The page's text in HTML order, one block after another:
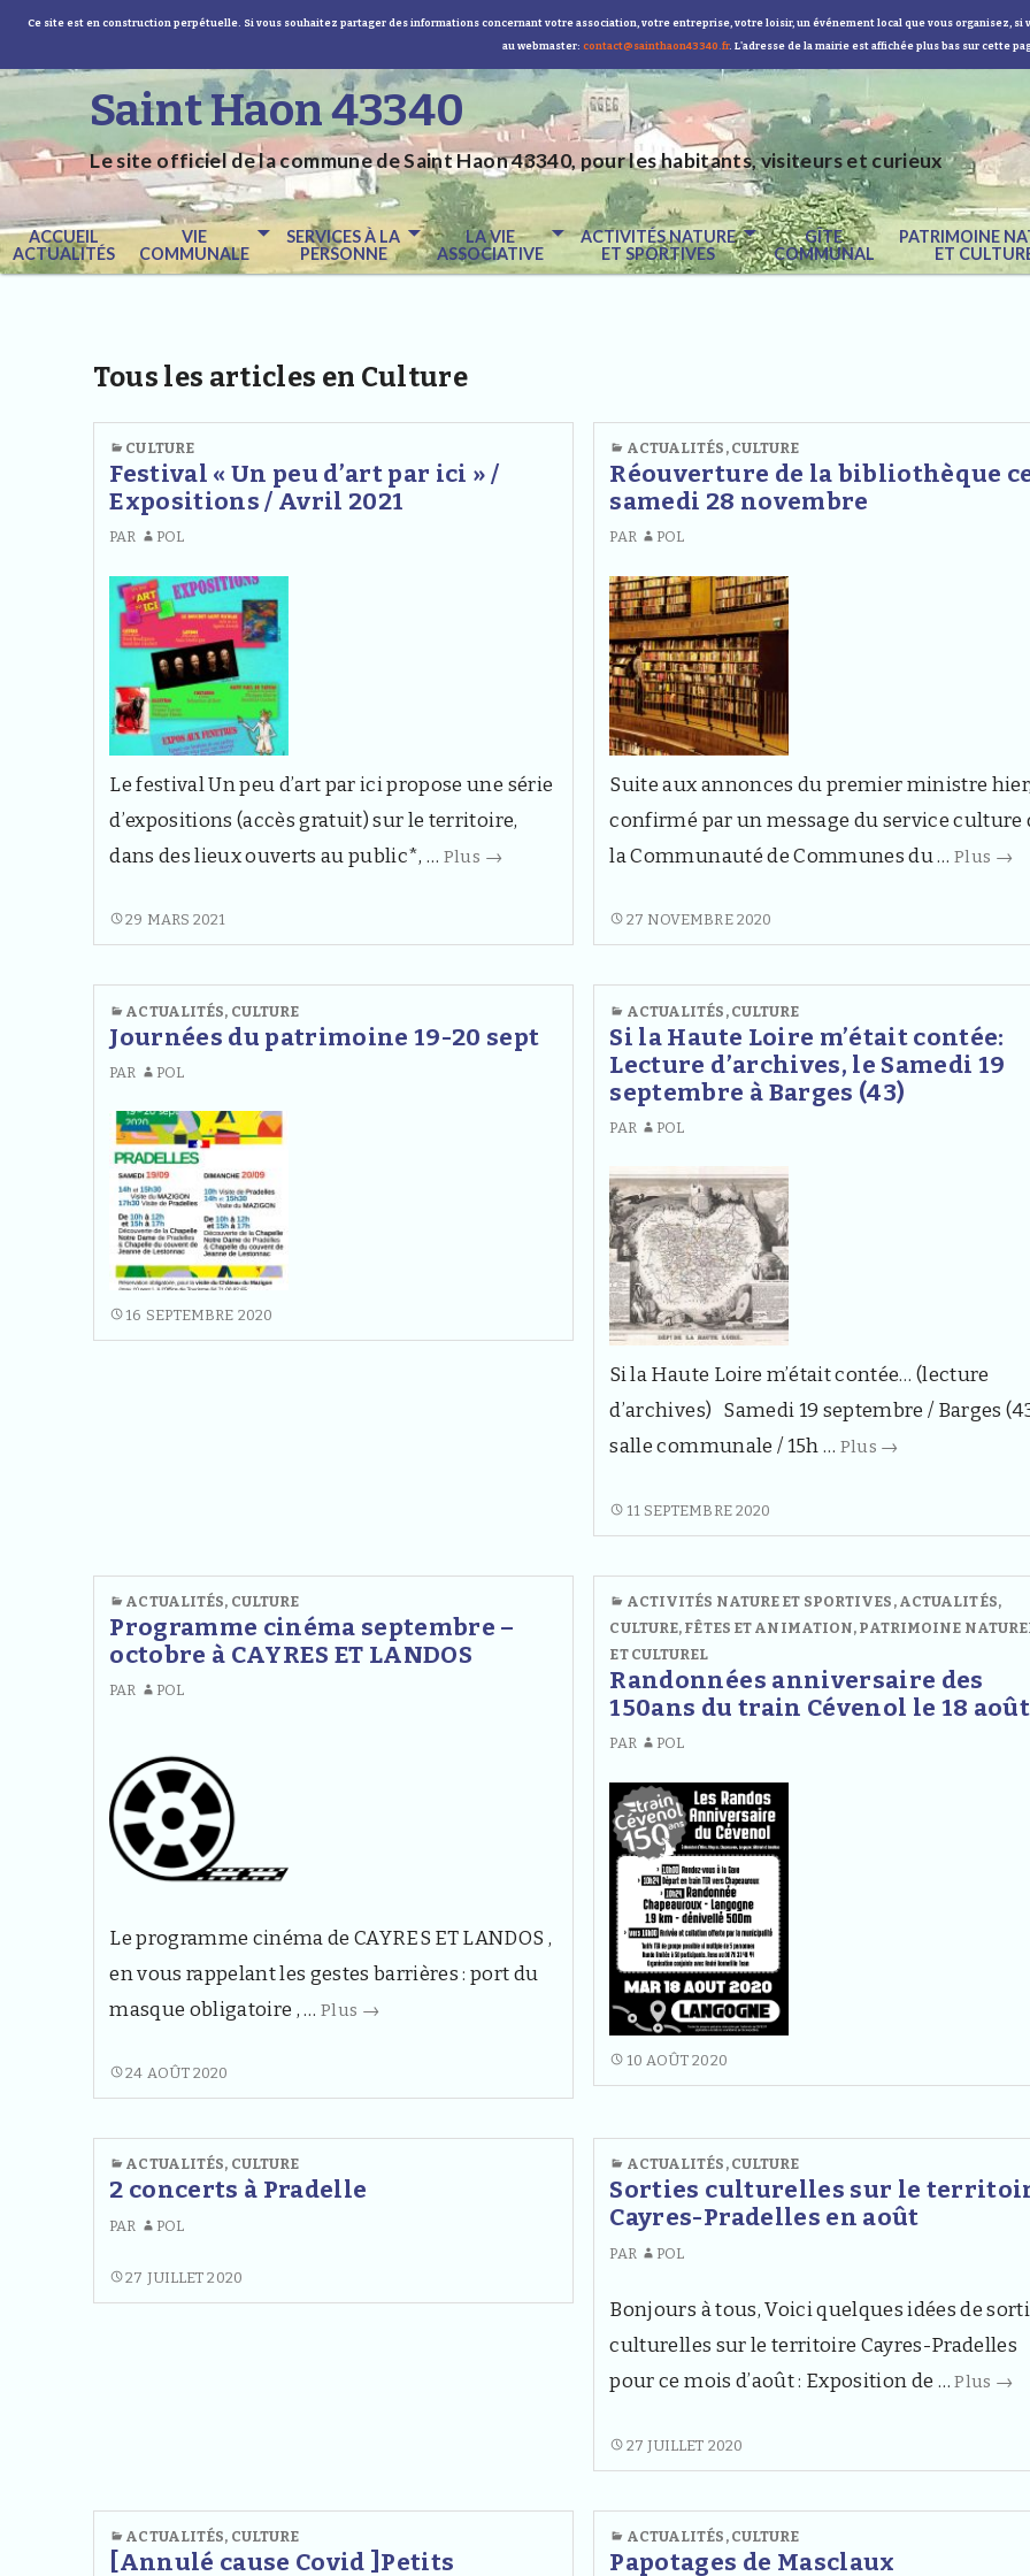
Ce site est en construction perpétuelle. Si vous souhaitez partager des informations concernant votre association, votre entreprise, votre loisir, un événement local que vous organisez,
au webmaster: contact@sainthaon43340.fr. L'adresse de la mairie est affichée plus bas sur cette
Saint Haon 43340
Le site officiel de la commune de Saint Haon 43340, pour les habitants, visiteurs et curieux
ACCUEIL
ACTUALITÉS
VIE
COMMUNALE
SERVICES À LA
PERSONNE
LA VIE
ASSOCIATIVE
ACTIVITÉS NATURE
ET SPORTIVES
GÎTE
COMMUNAL
PATRIMOINE
ET
Tous les articles en Culture
CULTURE
Festival « Un peu d’art par ici » /
Expositions / Avril 2021
PAR POL
Le festival Un peu d’art par ici propose une série
d’expositions (accès gratuit) sur le territoire,
dans des lieux ouverts au public*, … Plus Festival
d’art
par
/
→
FESTIVAL
« UN
ICI »
/
/
AVRIL
2021
29 MARS 2021
ACTUALITÉS , CULTURE
Réouverture de la bibliothèque
samedi 28 novembre
PAR POL
Suite aux annonces du premier ministre hier,
confirmé par un message du service culture
la Communauté de Communes du … Plus
ce
28
→
RÉOUVERTURE
DE
CE
SAMEDI
28
NOVEMBRE
27 NOVEMBRE 2020
ACTUALITÉS, CULTURE
Journées du patrimoine 19-20 sept
PAR POL
JOURNÉES
DU
16 SEPTEMBRE 2020
ACTUALITÉS , CULTURE
Si la Haute Loire m’était contée:
Lecture d’archives, le Samedi 19
septembre à Barges (43)
PAR POL
Si la Haute Loire m’était contée… (lecture
d’archives) Samedi 19 septembre / Barges
salle communale / 15h … Plus Si
Loire
m’était
contée:
Lecture
d’archives,
le
→
SI
LA
LECTURE
D’ARCHIVES,
LE
SAMEDI
SEPTEMBRE
À
BARGES
(43)
11 SEPTEMBRE 2020
ACTUALITÉS, CULTURE
Programme cinéma septembre –
octobre à CAYRES ET LANDOS
PAR POL
Le programme cinéma de CAYRES ET LANDOS ,
en vous rappelant les gestes barrières : port du
masque obligatoire , …Plus Programme
–
octobre
CAYRES
→
PROGRAMME
CINÉMA
CAYRES
LANDOS
24 AOÛT 2020
ACTIVITÉS NATURE ET SPORTIVES , ACTUALITÉS,
CULTURE, FÊTES ET ANIMATION, PATRIMOINE
ET CULTUREL
Randonnées anniversaire des
150ans du train Cévenol le 18 août
PAR POL
RANDONNÉES
ANNIVERSAIRE
150ANS
DU
TRAIN
CÉVENOL
LE
AOÛT
10 AOÛT 2020
ACTUALITÉS, CULTURE
2 concerts à Pradelle
PAR POL
2
CONCERTS
27 JUILLET 2020
ACTUALITÉS , CULTURE
Sorties culturelles sur le
Cayres-Pradelles en août
PAR POL
Bonjours à tous, Voici quelques idées de
culturelles sur le territoire Cayres-Pradelles
pour ce mois d’août : Exposition de …Plus
le
→
SORTIES
CULTURELLES
27 JUILLET 2020
ACTUALITÉS, CULTURE
[Annulé cause Covid ]Petits
ACTUALITÉS , CULTURE
Papotages de Masclaux